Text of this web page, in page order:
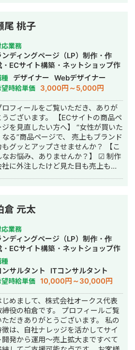
もちろんアジャイル開発などでアッ
デートを繰り返すような開発も問題
ざいませんが、0→1のフェーズに馴
みがあり、コミュニケーションを密
連携しながら要件を落とさずに開発
進めることが得意です。 また、個別
SNSマーケティングのコンサル対応
験もあり幅広くお手伝いできると考
ります。 ぜひお気軽にご相談く
さい。 以上よろしくお願いいたしま
。
▼2021年8月~ 個人で業務シ
テム/MAシステムを1名体制で開発
、中小企業向けにソリューション営
~2022年1月 ・医療
化コンサル企業 美容クリニック2ア
ウント/歯科2アカウントのInstagram
代行業務に従事。 ▼2023年1月
年3月 医療機関向け商材を取り
う通販企業にてCOOとして事業立ち
フェーズを経験。 ▼2024年6月
年11月 フリーランスとして、一
上場企業の塾/老舗食品メーカー/自動
メーカーのSNSマーケティングに従
月 RaaS合同会社を設
。 ・外部顧問：歯医者の元 院長先生
CTO：ベンチャー企業 CTO経験者
意領域は、SNS運用の戦略設計から
とした業務自動化・業務システム開
を一気通貫で行う実行力。
尾 桃子
応業務
ンディングページ（LP）制作・作
・ECサイト構築・ネットショップ作
代行・ホームページ制作・作成・バ
ー制作・デザイン
デザイナー Webデザイナー
望時給単価 3,000円～5,000円
ロフィールをご覧いただき、ありが
ございます。 【ECサイトの商品ペ
ジを見直したい方へ】 “女性が買いた
る”商品ページで、 売上もブランド
グッとアップさせませんか？ 【こ
なお悩み、ありませんか？】 ☑ 制作
社に外注したけど見た目も売上も微
さすぎる
れ、“女性視点”と“EC最適化”で解
ます。 【そそるデザインが選ば
る理由】 ☑ 女性の心をつかむデザイ
ピー ☑ 各ECモール仕様に完全
応（ガイドライン・制限含め） ☑ 転
率アップの実績が豊富な女性デザイ
による一貫対応 ☑ スマホでも購入
い構成 ☑ 企画からアップロード
まるっとおまかせ →「売れるペー
」のためにご用意いただくのはこれ
けです！ ☑ 商品情報 ☑ ご希望のイ
歴 ・大学でプログラミング
学んだ後、銀行で個人、法人営業を
験 ↓ ・医療業界にて企画、ディ
倉 元太
応業務
ンディングページ（LP）制作・作
・ECサイト構築・ネットショップ作
代行・SEO対策・記事作成代行・ラ
ティング・ホームページ制作・作
・リスティング広告運用代行・オウ
ドメディア制作・構築・運用代行
ンサルタント ITコンサルタント
望時給単価 10,000円～30,000円
じめまして、株式会社オークス代表
締役の柏倉です。 プロフィールご覧
ただきありがとうございます。 私の
徴は、自社ナレッジを活かしてサイ
開発から運用〜売上拡大まですべて